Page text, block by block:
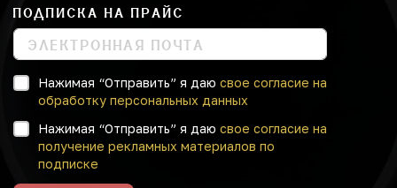
ПОДПИСКА НА ПРАЙС
Нажимая “Отправить” я даю свое согласие на
обработку персональных данных
Нажимая “Отправить” я даю свое согласие на
получение рекламных материалов по
подписке